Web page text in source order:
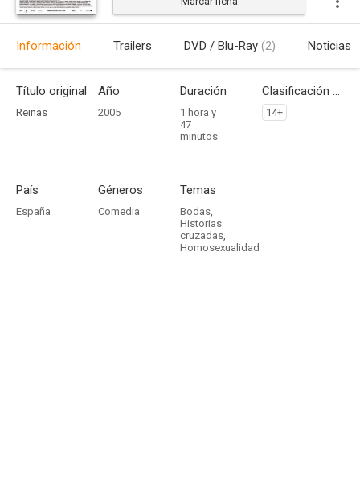
Estrenada
Información Trailers DVD / Blu-Ray (2) Noticias
Título original
Reinas
Año
2005
Duración
1 hora y
47
minutos
Clasificación por edades
14+
País
España
Géneros
Comedia
Temas
Bodas,
Historias
cruzadas,
Homosexualidad